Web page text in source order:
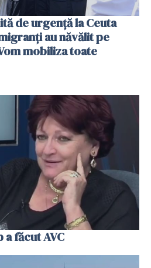
de urgență la Ceuta
au năvălit pe
mobiliza toate
a făcut AVC